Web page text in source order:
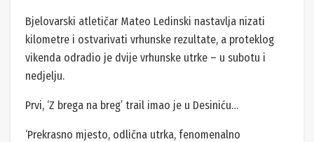
Bjelovarski atletičar Mateo Ledinski nastavlja nizati
kilometre i ostvarivati vrhunske rezultate, a proteklog
vikenda odradio je dvije vrhunske utrke – u subotu i
nedjelju.
Prvi, ‘Z brega na breg’ trail imao je u Desiniću…
‘Prekrasno mjesto, odlična utrka, fenomenalno